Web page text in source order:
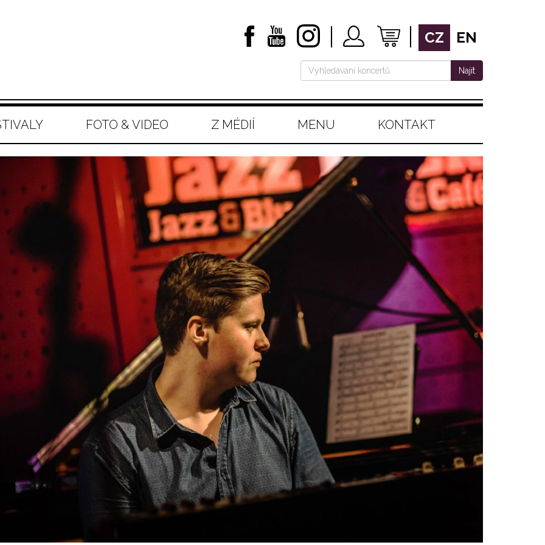
CZ EN
Najít
FOTO & VIDEO Z MÉDIÍ MENU KONTAKT